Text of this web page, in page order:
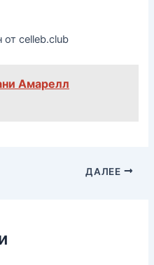
от celleb.club
Амарелл
ДАЛЕЕ